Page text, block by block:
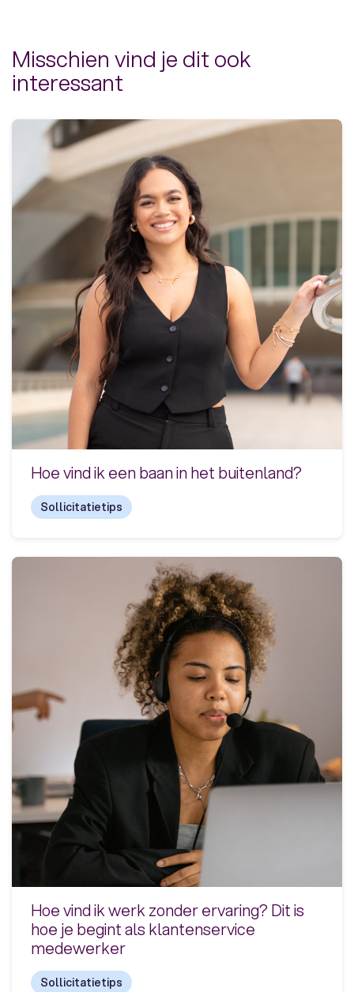
Misschien vind je dit ook
interessant
Hoe vind ik een baan in het buitenland?
Sollicitatietips
Hoe vind ik werk zonder ervaring? Dit is
hoe je begint als klantenservice
medewerker
Sollicitatietips